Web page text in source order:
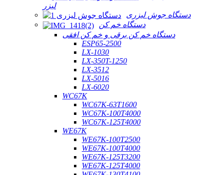
لیزر
دستگاه جوش لیزری
دستگاه خم کن
دستگاه خم کن برقی و خم کن افقی
ESP65-2500
LX-1030
LX-350T-1250
LX-3512
LX-5016
LX-6020
WC67K
WC67K-63T1600
WC67K-100T4000
WC67K-125T4000
WE67K
WE67K-100T2500
WE67K-100T4000
WE67K-125T3200
WE67K-125T4000